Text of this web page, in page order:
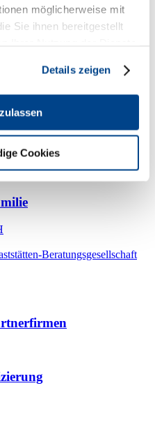
möglicherweise mit
Sie ihnen bereitgestellt
Details zeigen
Cookies
GmbH
Beratungsgesellschaft